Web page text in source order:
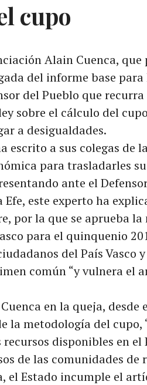
cupo
Alain Cuenca,
del informe base
del Pueblo que
sobre el cálculo del
a desigualdades.
escrito a sus colegas de
para trasladarles
ante el
Efe, este experto ha
por la que se aprueba
para el quinquenio
del País Vasco
común “y vulnera el
en la queja, desde
la metodología del cupo,
disponibles en el
de las comunidades de
el Estado incumple el